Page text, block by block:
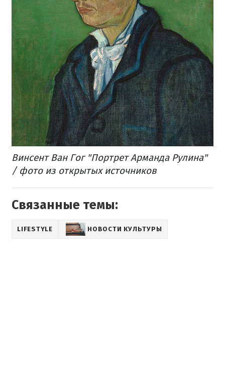
Винсент Ван Гог "Портрет Арманда Рулина"
/ фото из открытых источников
Связанные темы:
LIFESTYLE НОВОСТИ КУЛЬТУРЫ